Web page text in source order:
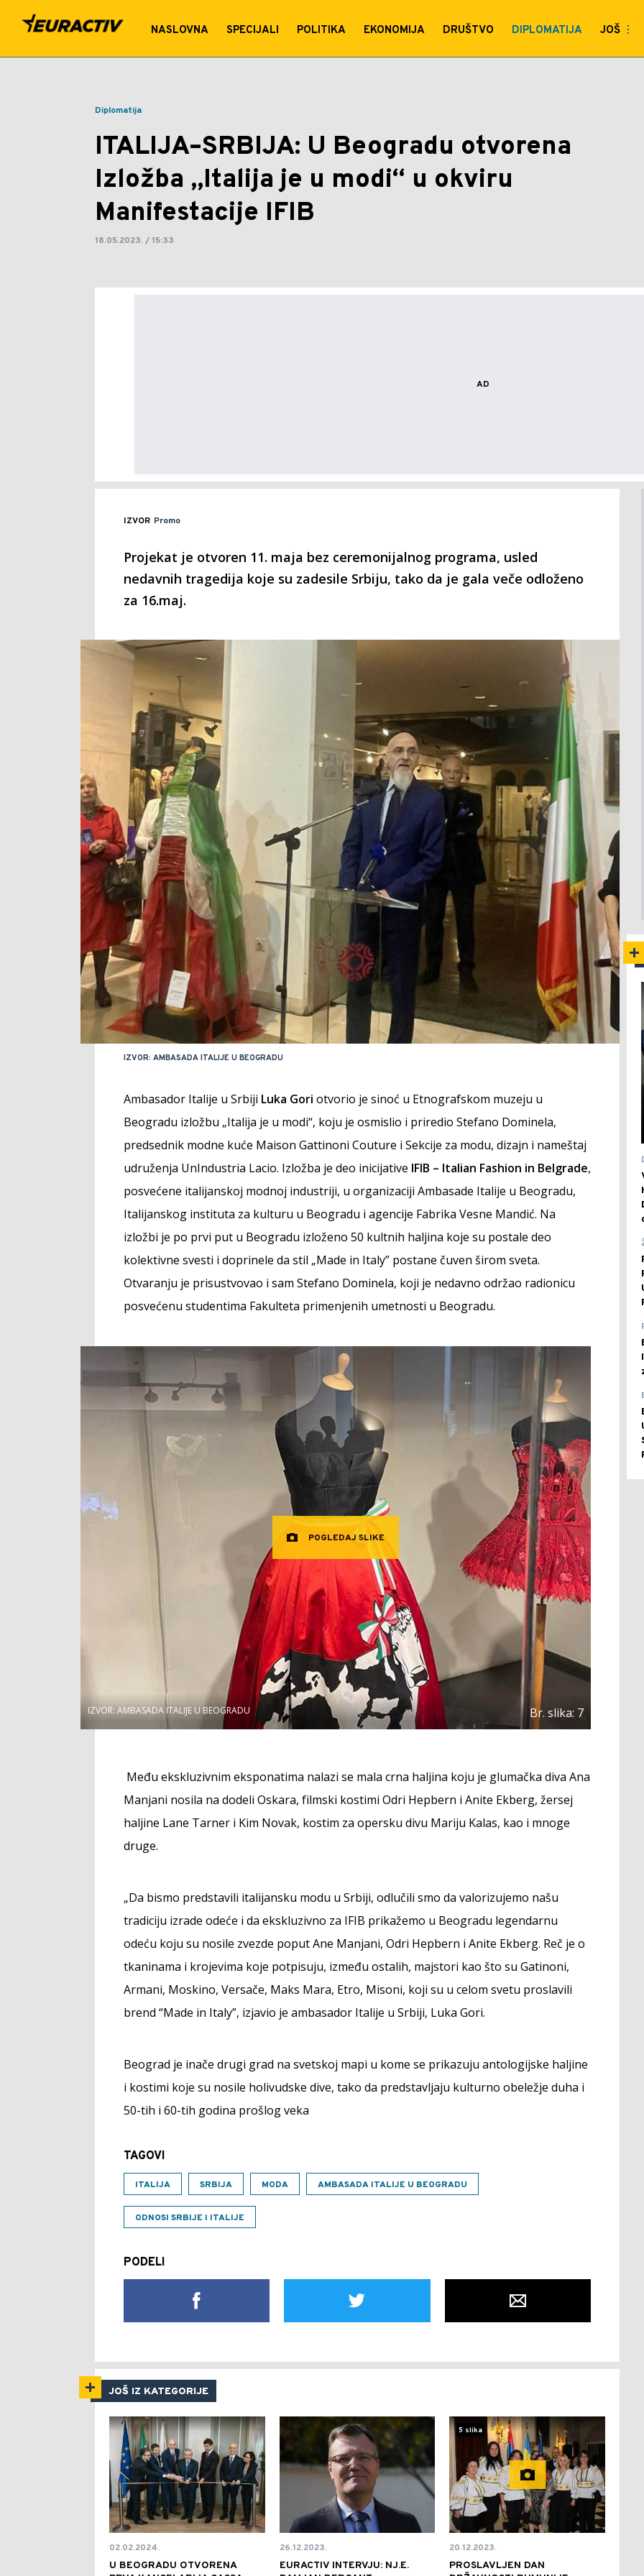
ITALIJA–SRBIJA: U Beogradu otvorena Izložba
NASLOVNA SPECIJALI POLITIKA EKONOMIJA DRUŠTVO DIPLOMATIJA JOŠ
Diplomatija
ITALIJA–SRBIJA: U Beogradu otvorena
Izložba „Italija je u modi“ u okviru
Manifestacije IFIB
18.05.2023. / 15:33
IZVOR Promo
Projekat je otvoren 11. maja bez ceremonijalnog programa, usled
nedavnih tragedija koje su zadesile Srbiju, tako da je gala veče odloženo
za 16.maj.
IZVOR: AMBASADA ITALIJE U BEOGRADU
Ambasador Italije u Srbiji Luka Gori otvorio je sinoć u Etnografskom muzeju u
Beogradu izložbu „Italija je u modi“, koju je osmislio i priredio Stefano Dominela,
predsednik modne kuće Maison Gattinoni Couture i Sekcije za modu, dizajn i nameštaj
udruženja UnIndustria Lacio. Izložba je deo inicijative IFIB – Italian Fashion in Belgrade,
posvećene italijanskoj modnoj industriji, u organizaciji Ambasade Italije u Beogradu,
Italijanskog instituta za kulturu u Beogradu i agencije Fabrika Vesne Mandić. Na
izložbi je po prvi put u Beogradu izloženo 50 kultnih haljina koje su postale deo
kolektivne svesti i doprinele da stil „Made in Italy” postane čuven širom sveta.
Otvaranju je prisustvovao i sam Stefano Dominela, koji je nedavno održao radionicu
posvećenu studentima Fakulteta primenjenih umetnosti u Beogradu.
POGLEDAJ SLIKE
IZVOR: AMBASADA ITALIJE U BEOGRADU Br. slika: 7
Među ekskluzivnim eksponatima nalazi se mala crna haljina koju je glumačka diva Ana
Manjani nosila na dodeli Oskara, filmski kostimi Odri Hepbern i Anite Ekberg, žersej
haljine Lane Tarner i Kim Novak, kostim za opersku divu Mariju Kalas, kao i mnoge
druge.
„Da bismo predstavili italijansku modu u Srbiji, odlučili smo da valorizujemo našu
tradiciju izrade odeće i da ekskluzivno za IFIB prikažemo u Beogradu legendarnu
odeću koju su nosile zvezde poput Ane Manjani, Odri Hepbern i Anite Ekberg. Reč je o
tkaninama i krojevima koje potpisuju, između ostalih, majstori kao što su Gatinoni,
Armani, Moskino, Versače, Maks Mara, Etro, Misoni, koji su u celom svetu proslavili
brend “Made in Italy”, izjavio je ambasador Italije u Srbiji, Luka Gori.
Beograd je inače drugi grad na svetskoj mapi u kome se prikazuju antologijske haljine
i kostimi koje su nosile holivudske dive, tako da predstavljaju kulturno obeležje duha i
50-tih i 60-tih godina prošlog veka
TAGOVI
ITALIJA SRBIJA MODA AMBASADA ITALIJE U BEOGRADU
ODNOSI SRBIJE I ITALIJE
PODELI
JOŠ IZ KATEGORIJE
02.02.2024.
U BEOGRADU OTVORENA
26.12.2023.
EURACTIV INTERVJU: NJ.E.
20.12.2023.
PROSLAVLJEN DAN
5 slika